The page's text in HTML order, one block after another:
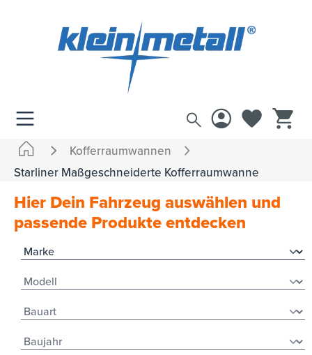
Kofferraumwannen
Starliner Maßgeschneiderte Kofferraumwanne
Hier Dein Fahrzeug auswählen und
passende Produkte entdecken